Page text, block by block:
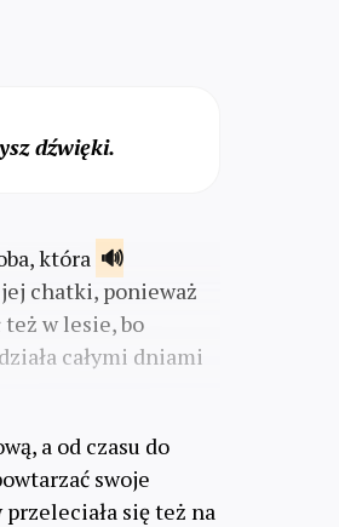
dźwięki.
która
chatki, ponieważ
też w lesie, bo
całymi dniami
a od czasu do
swoje
się też na